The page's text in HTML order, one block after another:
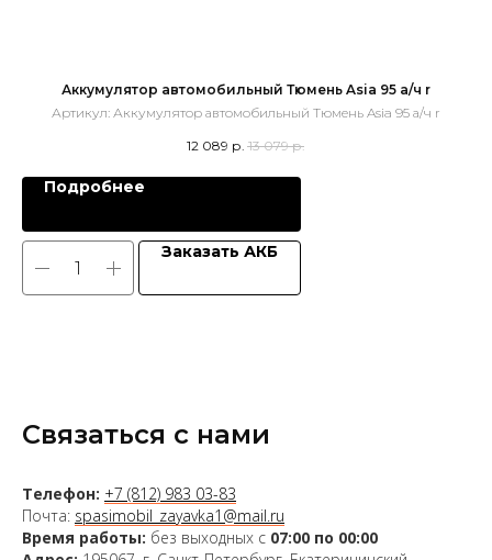
Аккумулятор автомобильный Тюмень Asia 95 а/ч r
Артикул: Аккумулятор автомобильный Тюмень Asia 95 а/ч r
12 089 р. 13 079 р.
Подробнее
Заказать АКБ
Связаться с нами
Телефон: +7 (812) 983 03-83
Почта: spasimobil_zayavka1@mail.ru
Время работы: без выходных с 07:00 по 00:00